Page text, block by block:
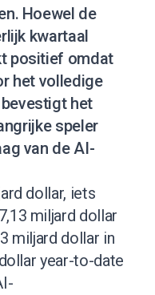
Hoewel de
kwartaal
positief omdat
het volledige
het
speler
van de AI-
dollar, iets
miljard dollar
miljard dollar in
year-to-date